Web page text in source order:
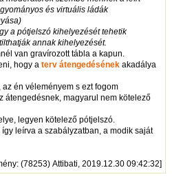
és virtuális ládák
a pótjelszó kihelyezését tehetik
annak kihelyezését.
van gravírozott tábla a kapun.
hogy aterv átengedésénekakadálya
én véleményem s ezt fogom
átengedésnek, magyarul nem kötelező
legyen kötelező pótjelszó.
leírva a szabályzatban, a modik saját
: (78253) Attibati, 2019.12.30 09:42:32]